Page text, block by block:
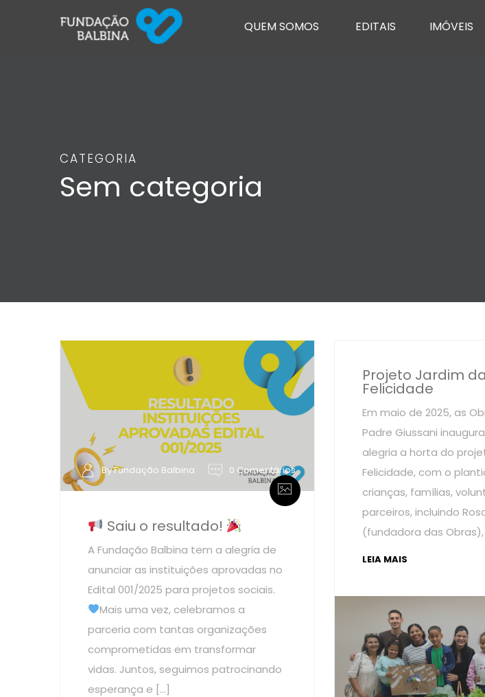
QUEM SOMOS EDITAIS IMÓVEIS
CATEGORIA
Sem categoria
By Fundação Balbina 0 Comentários
Saiu o resultado!
A Fundação Balbina tem a alegria de
anunciar as instituições aprovadas no
Edital 001/2025 para projetos sociais.
Mais uma vez, celebramos a
parceria com tantas organizações
comprometidas em transformar
vidas. Juntos, seguimos patrocinando
esperança e […]
Projeto Jardim da
Felicidade
Em maio de 2025, as
Padre Giussani
alegria a horta do
Felicidade, com o
crianças, famílias,
parceiros, incluindo
(fundadora das
LEIA MAIS